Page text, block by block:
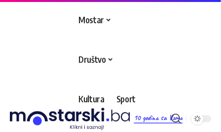
10 godina sa Vama
Mostar
Društvo
Kultura Sport